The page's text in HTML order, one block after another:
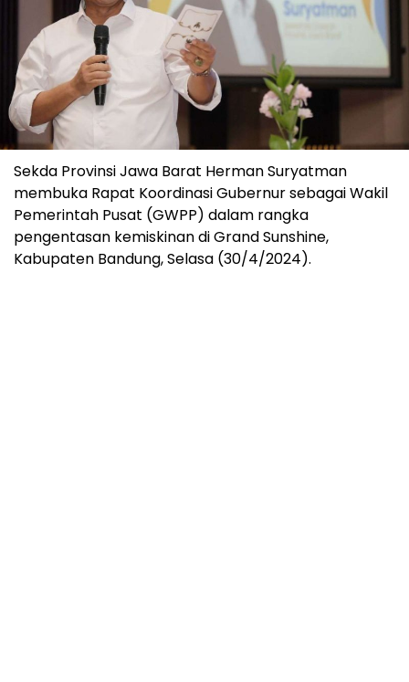
Sekda Provinsi Jawa Barat Herman Suryatman
membuka Rapat Koordinasi Gubernur sebagai Wakil
Pemerintah Pusat (GWPP) dalam rangka
pengentasan kemiskinan di Grand Sunshine,
Kabupaten Bandung, Selasa (30/4/2024).